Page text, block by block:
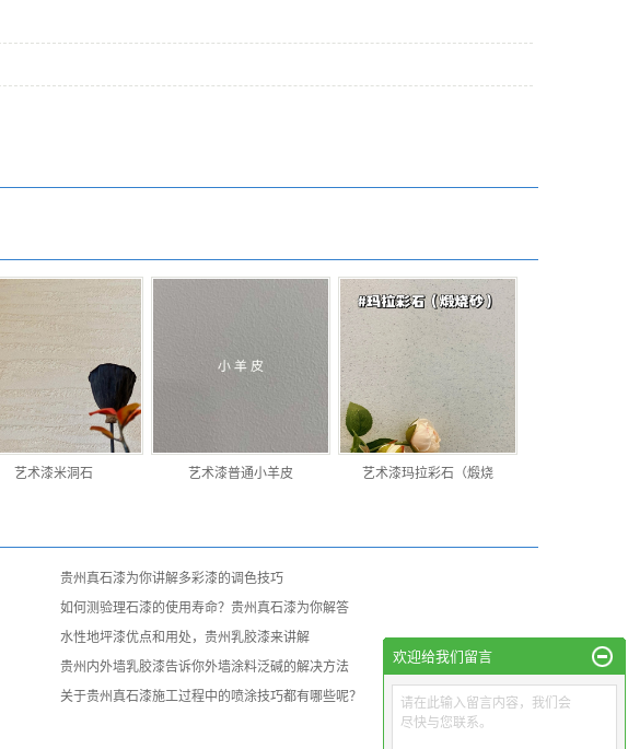
艺术漆米洞石 艺术漆普通小羊皮 艺术漆玛拉彩石（煅烧
贵州真石漆为你讲解多彩漆的调色技巧
如何测验理石漆的使用寿命？贵州真石漆为你解答
水性地坪漆优点和用处，贵州乳胶漆来讲解
贵州内外墙乳胶漆告诉你外墙涂料泛碱的解决方法
关于贵州真石漆施工过程中的喷涂技巧都有哪些呢？
欢迎给我们留言
请在此输入留言内容，我们会
尽快与您联系。